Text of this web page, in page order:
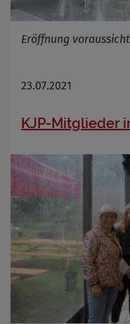
Eröffnung
23.07.2021
KJP-Mitglieder